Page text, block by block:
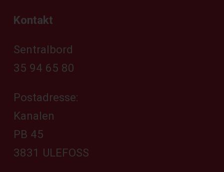
Kontakt
Sentralbord
35 94 65 80
Postadresse:
Kanalen
PB 45
3831 ULEFOSS